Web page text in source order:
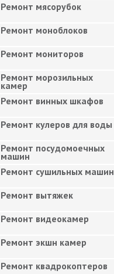
Ремонт мясорубок
Ремонт моноблоков
Ремонт мониторов
Ремонт морозильных
камер
Ремонт винных шкафов
Ремонт кулеров для воды
Ремонт посудомоечных
машин
Ремонт сушильных машин
Ремонт вытяжек
Ремонт видеокамер
Ремонт экшн камер
Ремонт квадрокоптеров